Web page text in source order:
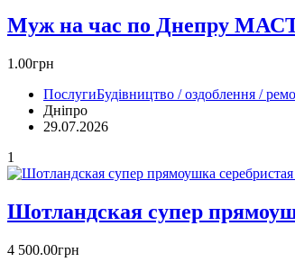
Муж на час по Днепру
1.00грн
ПослугиБудівництво / оздоблення /
Дніпро
29.07.2026
1
Шотландская супер
4 500.00грн